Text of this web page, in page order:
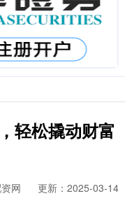
轻松撬动财富
网
更新：2025-03-14